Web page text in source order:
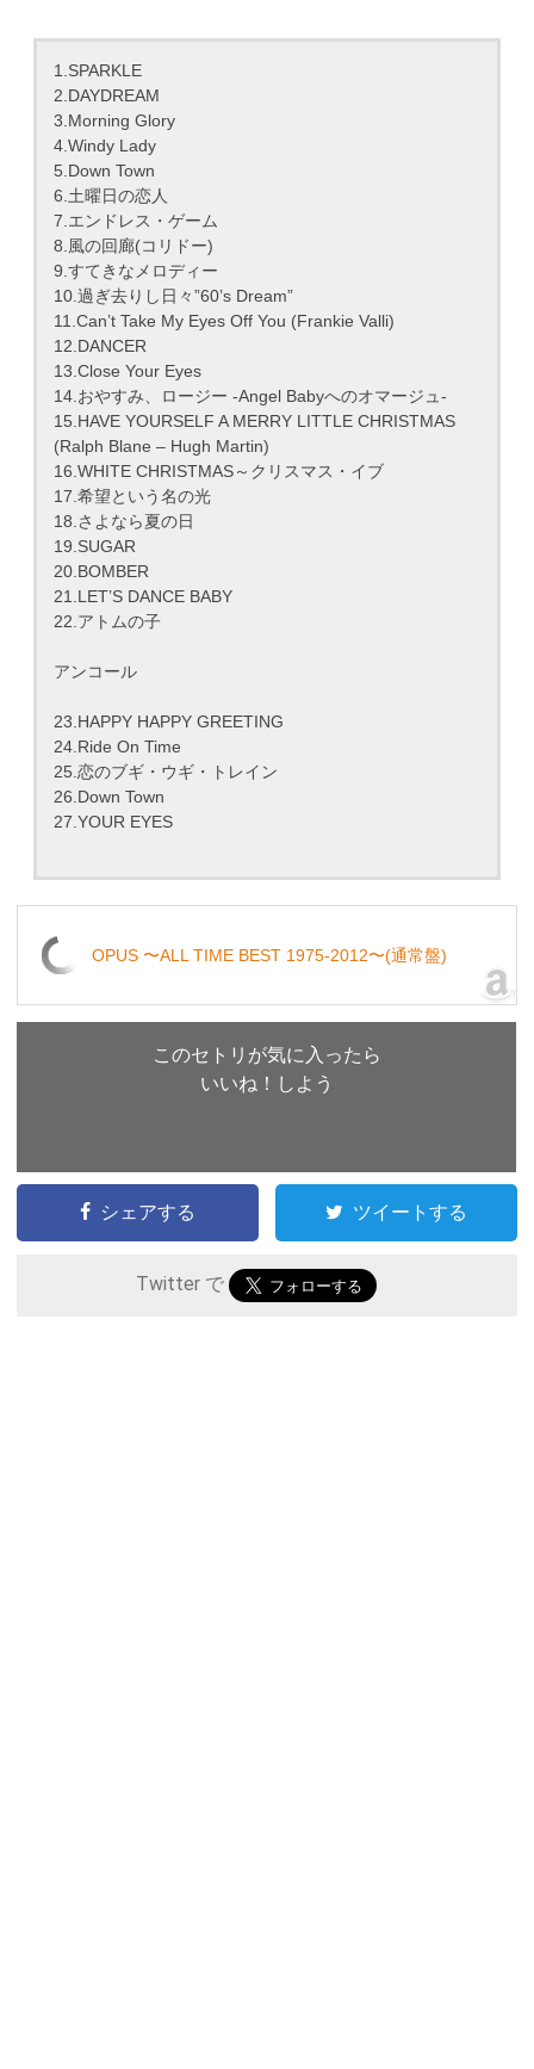
1.SPARKLE
2.DAYDREAM
3.Morning Glory
4.Windy Lady
5.Down Town
6.土曜日の恋人
7.エンドレス・ゲーム
8.風の回廊(コリドー)
9.すてきなメロディー
10.過ぎ去りし日々”60’s Dream”
11.Can’t Take My Eyes Off You (Frankie Valli)
12.DANCER
13.Close Your Eyes
14.おやすみ、ロージー -Angel Babyへのオマージュ-
15.HAVE YOURSELF A MERRY LITTLE CHRISTMAS
(Ralph Blane – Hugh Martin)
16.WHITE CHRISTMAS～クリスマス・イブ
17.希望という名の光
18.さよなら夏の日
19.SUGAR
20.BOMBER
21.LET’S DANCE BABY
22.アトムの子
アンコール
23.HAPPY HAPPY GREETING
24.Ride On Time
25.恋のブギ・ウギ・トレイン
26.Down Town
27.YOUR EYES
OPUS 〜ALL TIME BEST 1975-2012〜(通常盤)
このセトリが気に入ったら
いいね！しよう
シェアする ツイートする
Twitter で